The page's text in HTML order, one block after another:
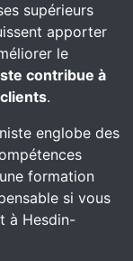
supérieurs
apporter
le
contribue à
.
englobe des
formation
si vous
à Hesdin-